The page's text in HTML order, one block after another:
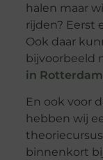
halen maar
rijden? Eerst
Ook daar
bijvoorbeeld
in Rotterdam
En ook voor
hebben wij
binnenkort